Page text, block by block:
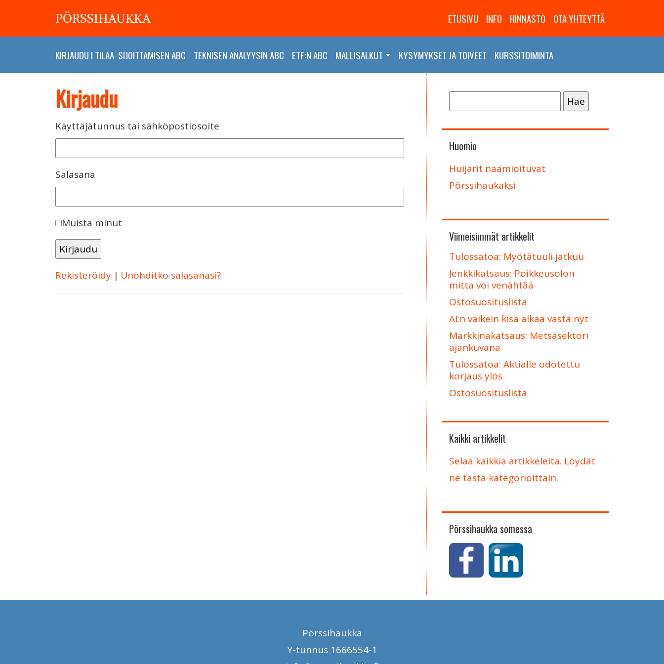
PÖRSSIHAUKKA ETUSIVU INFO HINNASTO OTA YHTEYTTÄ
KIRJAUDU I TILAA SIJOITTAMISEN ABC TEKNISEN ANALYYSIN ABC ETF:N ABC MALLISALKUT KYSYMYKSET JA TOIVEET KURSSITOIMINTA
Kirjaudu
Käyttäjätunnus tai sähköpostiosoite
Salasana
Muista minut
Rekisteröidy | Unohditko salasanasi?
Huomio
Huijarit naamioituvat
Pörssihaukaksi
Viimeisimmät artikkelit
Tulossatoa: Myötätuuli jatkuu
Jenkkikatsaus: Poikkeusolon
mitta voi venähtää
Ostosuosituslista
AI:n vaikein kisa alkaa vasta nyt
Markkinakatsaus: Metsäsektori
ajankuvana
Tulossatoa: Aktialle odotettu
korjaus ylös
Ostosuosituslista
Kaikki artikkelit
Selaa kaikkia artikkeleita. Löydät
ne tästä kategorioittain.
Pörssihaukka somessa
Pörssihaukka
Y-tunnus 1666554-1